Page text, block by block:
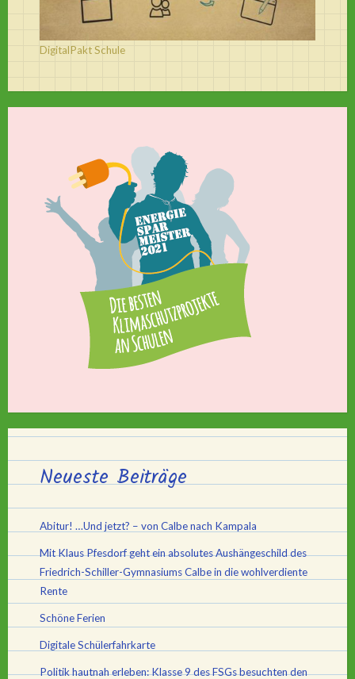
DigitalPakt Schule
Neueste Beiträge
Abitur! …Und jetzt? – von Calbe nach Kampala
Mit Klaus Pfesdorf geht ein absolutes Aushängeschild des
Friedrich-Schiller-Gymnasiums Calbe in die wohlverdiente
Rente
Schöne Ferien
Digitale Schülerfahrkarte
Politik hautnah erleben: Klasse 9 des FSGs besuchten den